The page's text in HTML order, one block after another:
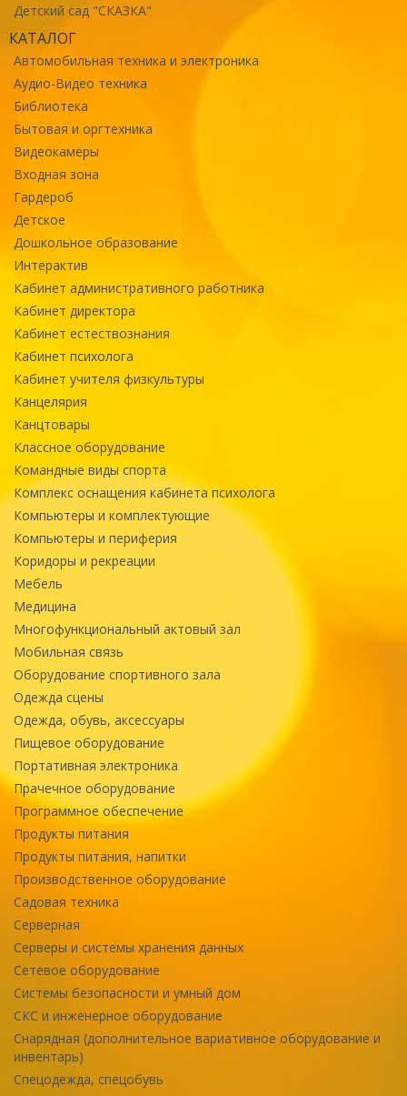
Детский сад "СКАЗКА"
КАТАЛОГ
Автомобильная техника и электроника
Аудио-Видео техника
Библиотека
Бытовая и оргтехника
Видеокамеры
Входная зона
Гардероб
Детское
Дошкольное образование
Интерактив
Кабинет административного работника
Кабинет директора
Кабинет естествознания
Кабинет психолога
Кабинет учителя физкультуры
Канцелярия
Канцтовары
Классное оборудование
Командные виды спорта
Комплекс оснащения кабинета психолога
Компьютеры и комплектующие
Компьютеры и периферия
Коридоры и рекреации
Мебель
Медицина
Многофункциональный актовый зал
Мобильная связь
Оборудование спортивного зала
Одежда сцены
Одежда, обувь, аксессуары
Пищевое оборудование
Портативная электроника
Прачечное оборудование
Программное обеспечение
Продукты питания
Продукты питания, напитки
Производственное оборудование
Садовая техника
Серверная
Серверы и системы хранения данных
Сетевое оборудование
Системы безопасности и умный дом
СКС и инженерное оборудование
Снарядная (дополнительное вариативное оборудование и
инвентарь)
Спецодежда, спецобувь